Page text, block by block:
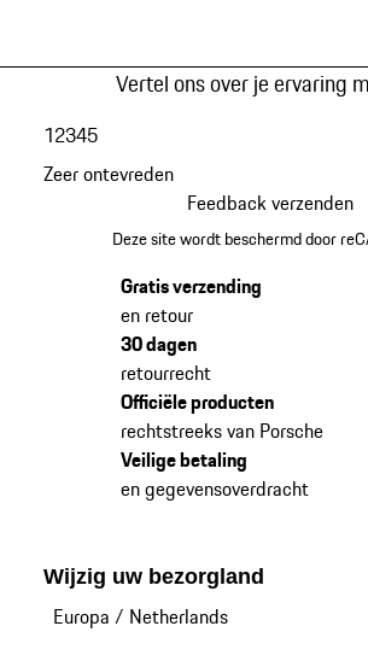
Vertel ons over je ervaring
Zeer ontevreden
12345
Feedback verzenden
Deze site wordt beschermd door
Gratis verzending
en retour
30 dagen
retourrecht
Officiële producten
rechtstreeks van Porsche
Veilige betaling
en gegevensoverdracht
Wijzig uw bezorgland
Europa / Netherlands